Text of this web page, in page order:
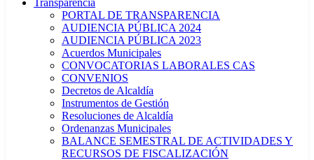
Transparencia
PORTAL DE TRANSPARENCIA
AUDIENCIA PÚBLICA 2024
AUDIENCIA PÚBLICA 2023
Acuerdos Municipales
CONVOCATORIAS LABORALES CAS
CONVENIOS
Decretos de Alcaldía
Instrumentos de Gestión
Resoluciones de Alcaldía
Ordenanzas Municipales
BALANCE SEMESTRAL DE ACTIVIDADES Y
RECURSOS DE FISCALIZACIÓN